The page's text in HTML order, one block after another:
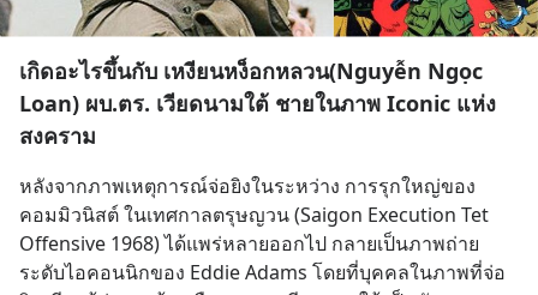
เกิดอะไรขึ้นกับ เหงียนหง็อกหลวน(Nguyễn Ngọc
Loan) ผบ.ตร. เวียดนามใต้ ชายในภาพ Iconic แห่ง
สงคราม
หลังจากภาพเหตุการณ์จ่อยิงในระหว่าง การรุกใหญ่ของ
คอมมิวนิสต์ ในเทศกาลตรุษญวน (Saigon Execution Tet
Offensive 1968) ได้แพร่หลายออกไป กลายเป็นภาพถ่าย
ระดับไอคอนนิกของ Eddie Adams โดยที่บุคคลในภาพที่จ่อ